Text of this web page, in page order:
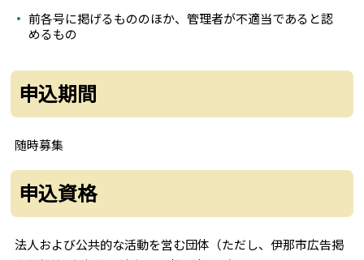
前各号に掲げるもののほか、管理者が不適当であると認
めるもの
申込期間
随時募集
申込資格
法人および公共的な活動を営む団体（ただし、伊那市広告掲